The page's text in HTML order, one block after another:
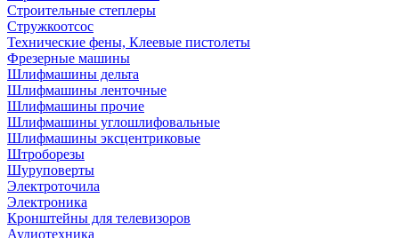
Строительные степлеры
Стружкоотсос
Технические фены, Клеевые пистолеты
Фрезерные машины
Шлифмашины дельта
Шлифмашины ленточные
Шлифмашины прочие
Шлифмашины углошлифовальные
Шлифмашины эксцентриковые
Штроборезы
Шуруповерты
Электроточила
Электроника
Кронштейны для телевизоров
Аудиотехника